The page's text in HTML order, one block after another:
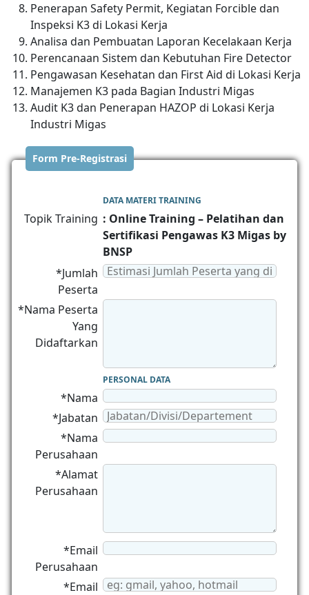
Penerapan Safety Permit, Kegiatan Forcible dan
Inspeksi K3 di Lokasi Kerja
Analisa dan Pembuatan Laporan Kecelakaan Kerja
Perencanaan Sistem dan Kebutuhan Fire Detector
Pengawasan Kesehatan dan First Aid di Lokasi Kerja
Manajemen K3 pada Bagian Industri Migas
Audit K3 dan Penerapan HAZOP di Lokasi Kerja
Industri Migas
Form Pre-Registrasi
DATA MATERI TRAINING
Topik Training : Online Training – Pelatihan dan
Sertifikasi Pengawas K3 Migas by
BNSP
*Jumlah
Peserta
*Nama Peserta
Yang
Didaftarkan
PERSONAL DATA
*Nama
*Jabatan
*Nama
Perusahaan
*Alamat
Perusahaan
*Email
Perusahaan
*Email